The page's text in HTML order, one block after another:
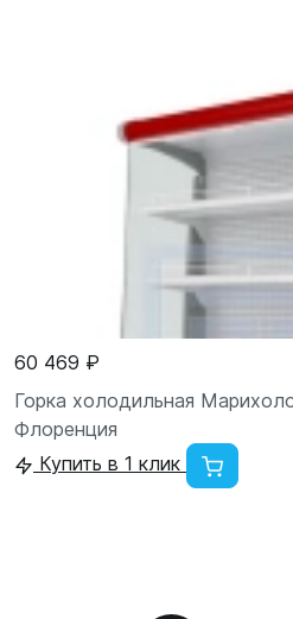
60 469 ₽
Горка холодильная
Флоренция
Купить в 1 клик